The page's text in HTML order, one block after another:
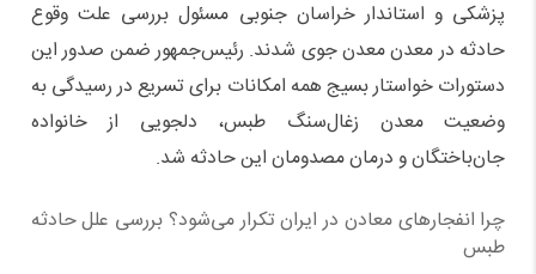
پزشکی و استاندار خراسان جنوبی مسئول بررسی علت وقوع
حادثه در معدن معدن جوی شدند. رئیس‌جمهور ضمن صدور این
دستورات خواستار بسیج همه امکانات برای تسریع در رسیدگی به
وضعیت معدن زغال‌سنگ طبس، دلجویی از خانواده
جان‌باختگان و درمان مصدومان این حادثه شد.
چرا انفجارهای معادن در ایران تکرار می‌شود؟ بررسی علل حادثه
طبس